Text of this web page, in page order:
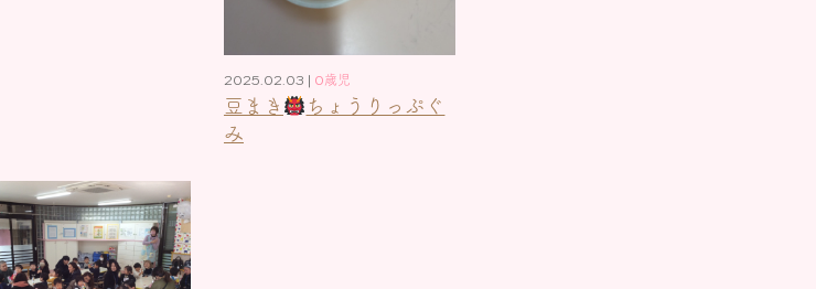
2025.02.03 | 0歳児
豆まき
ちょうりっぷぐ
み